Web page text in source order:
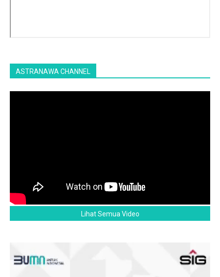
ASTRANAWA CHANNEL
Lihat Semua Video